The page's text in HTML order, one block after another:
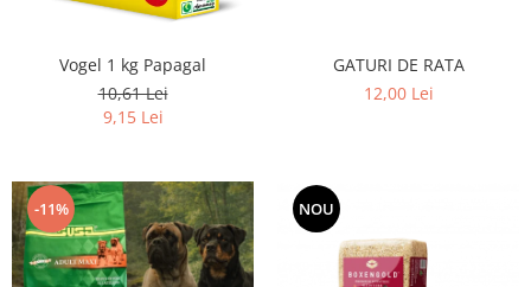
Vogel 1 kg Papagal
10,61 Lei
9,15 Lei
GATURI DE RATA
12,00 Lei
-11% NOU